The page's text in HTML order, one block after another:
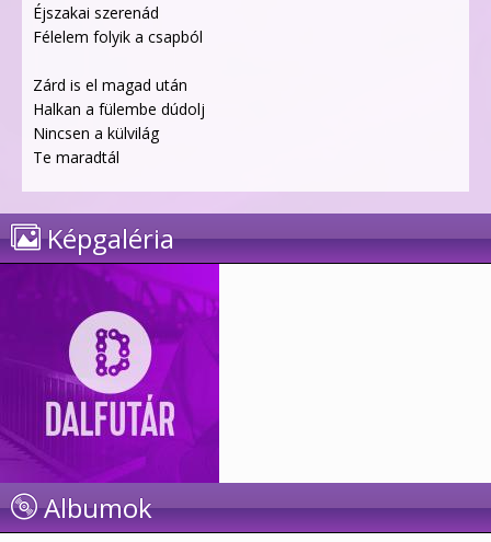
Éjszakai szerenád
Félelem folyik a csapból
Zárd is el magad után
Halkan a fülembe dúdolj
Nincsen a külvilág
Te maradtál
Képgaléria
Albumok